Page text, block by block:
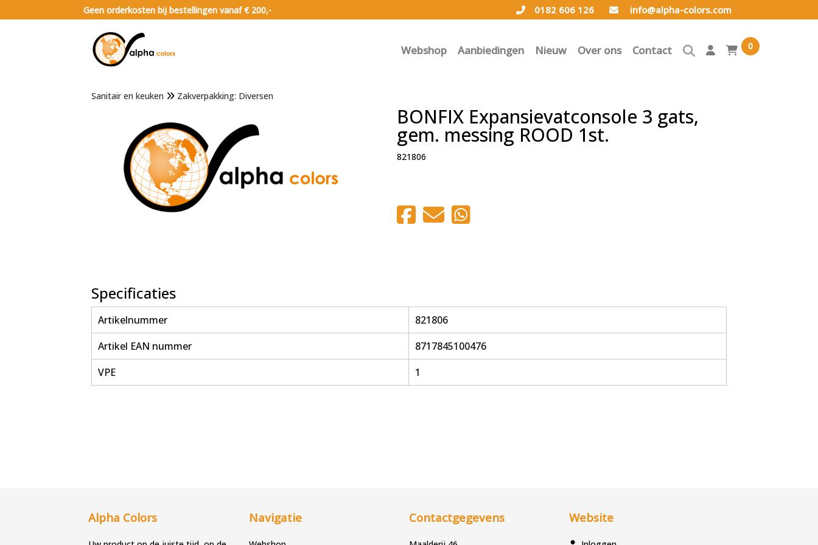
Geen orderkosten bij bestellingen vanaf € 200,- info@alpha-colors.com
0182 606 126
Webshop Aanbiedingen Nieuw Over ons Contact 0
Sanitair en keuken Zakverpakking: Diversen
BONFIX Expansievatconsole 3 gats,
gem. messing ROOD 1st.
821806
Specificaties
Artikelnummer
821806
Artikel EAN nummer
8717845100476
VPE
1
Alpha Colors Navigatie Contactgegevens Website